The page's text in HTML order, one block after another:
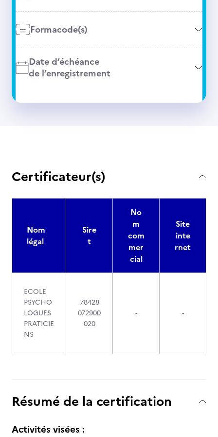
Formacode(s)
Date d’échéance
de l’enregistrement
Certificateur(s)
Nom
légal
Sire
t
No
m
com
mer
cial
Site
inte
rnet
ECOLE
PSYCHO
LOGUES
PRATICIE
NS
78428
072900
020
- -
Résumé de la certification
Activités visées :